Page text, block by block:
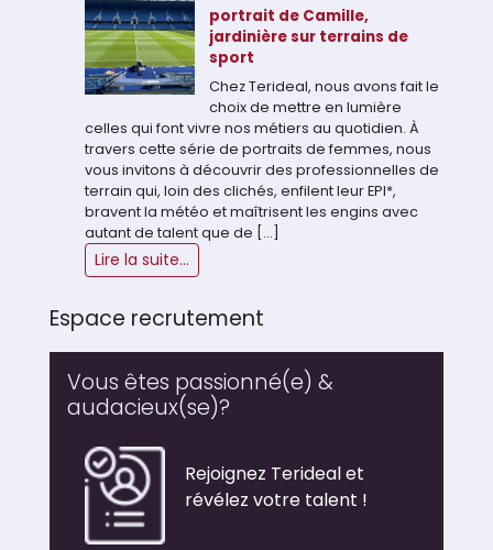
portrait de Camille,
jardinière sur terrains de
sport
Chez Terideal, nous avons fait le
choix de mettre en lumière
celles qui font vivre nos métiers au quotidien. À
travers cette série de portraits de femmes, nous
vous invitons à découvrir des professionnelles de
terrain qui, loin des clichés, enfilent leur EPI*,
bravent la météo et maîtrisent les engins avec
autant de talent que de […]
Lire la suite...
Espace recrutement
Vous êtes passionné(e) &
audacieux(se)?
Rejoignez Terideal et
révélez votre talent !